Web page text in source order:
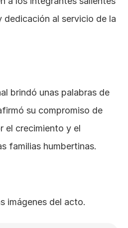
dedicación al servicio de la
brindó unas palabras de
su compromiso de
el crecimiento y el
familias humbertinas.
imágenes del acto.